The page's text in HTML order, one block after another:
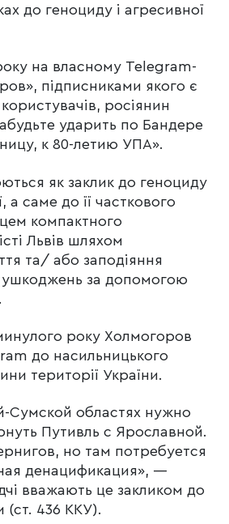
до геноциду і агресивної
на власному Telegram-
підписниками якого є
росіянин
ударить по Бандере
к 80-летию УПА».
як заклик до геноциду
а саме до її часткового
компактного
Львів шляхом
та/ або заподіяння
ушкоджень за допомогою
року Холмогоров
до насильницького
території України.
Сумской областях нужно
Путивль с Ярославной.
но там потребуется
денацификация», —
вважають це закликом до
(ст. 436 ККУ).